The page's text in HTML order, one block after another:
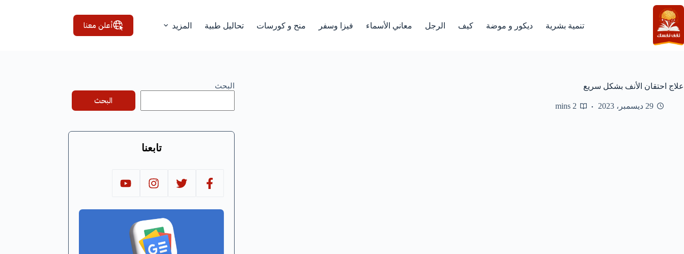
التجاوز
إلى
المحتوى
تنمية بشرية ديكور و موضة كيف الرجل معاني الأسماء فيزا وسفر منح و كورسات تحاليل طبية المزيد أعلن معنا
علاج احتقان الأنف بشكل سريع
29 ديسمبر، 2023 2 mins
البحث
البحث
تابعنا